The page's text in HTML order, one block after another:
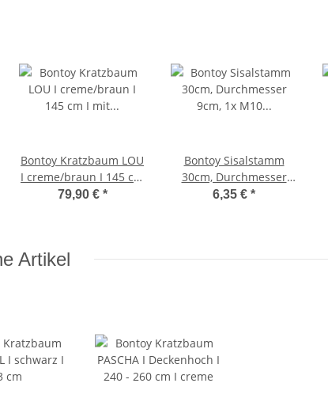
Bontoy Kratzbaum LOU
I creme/braun I 145 cm
I mit großer
79,90 € *
Bontoy Sisalstamm
30cm, Durchmesser
9cm, 1x M10 Außen-, 1x
6,35 € *
Artikel